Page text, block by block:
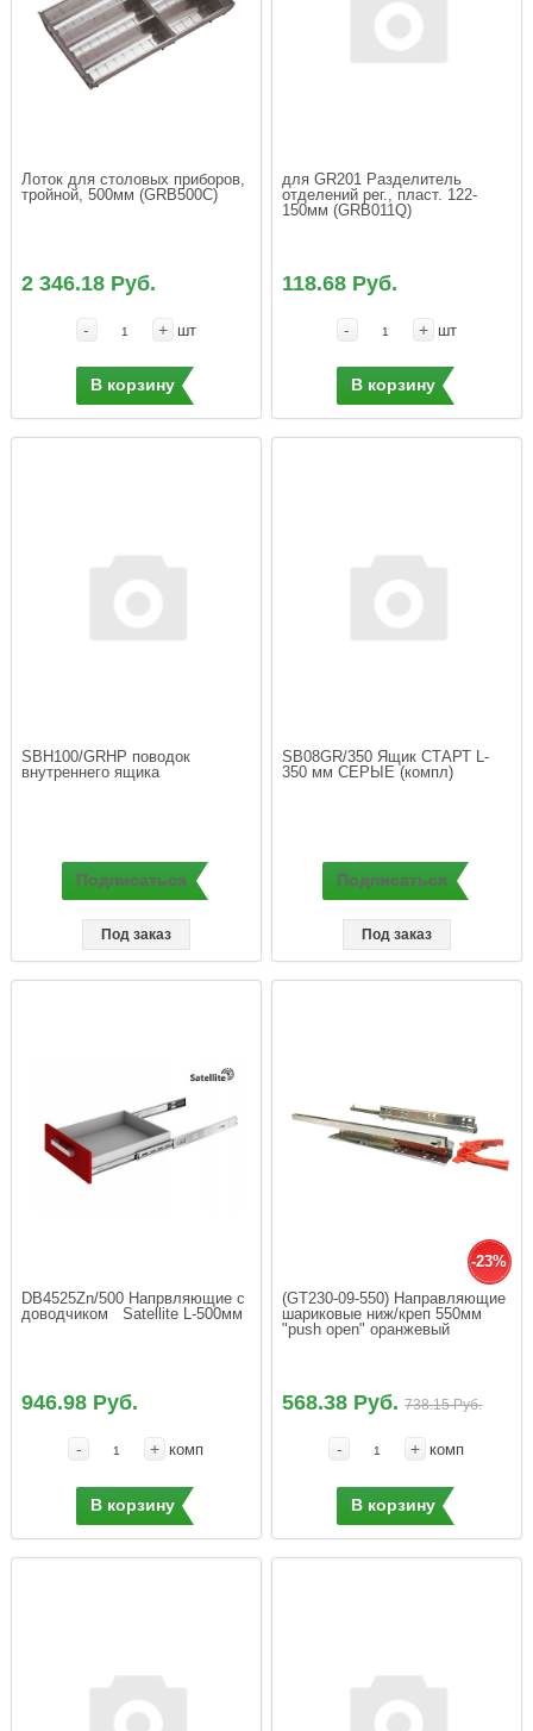
Лоток для столовых приборов,
тройной, 500мм (GRB500C)
2 346.18 Руб.
- + шт
В корзину
для GR201 Разделитель
отделений рег., пласт. 122-
150мм (GRB011Q)
118.68 Руб.
- + шт
В корзину
SBH100/GRHP поводок
внутреннего ящика
Подписаться
Под заказ
SB08GR/350 Ящик СТАРТ L-
Подписаться
Под заказ
DB4525Zn/500 Напрвляющие с
946.98 Руб.
- + комп
В корзину
-23%
(GT230-09-550) Направляющие
шариковые ниж/креп 550мм
"push open" оранжевый
568.38 Руб.738.15 Руб.
- + комп
В корзину